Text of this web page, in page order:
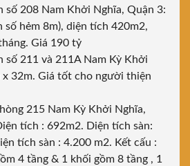
số 208 Nam Khởi Nghĩa, Quận 3:
số hẻm 8m), diện tích 420m2,
Giá 190 tỷ
số 211 và 211A Nam Kỳ Khởi
x 32m. Giá tốt cho người thiện
215 Nam Kỳ Khởi Nghĩa,
tích : 692m2. Diện tích sàn:
tích sàn : 4.200 m2. Kết cấu :
4 tầng & 1 khối gồm 8 tầng , 1